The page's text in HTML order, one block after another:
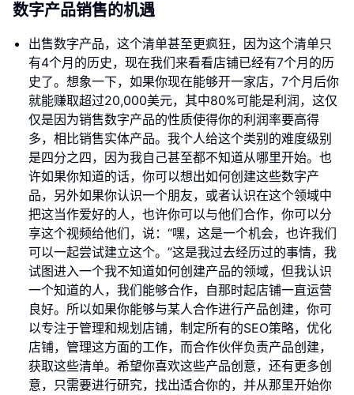
数字产品销售的机遇
出售数字产品，这个清单甚至更疯狂，因为这个清单只
有4个月的历史，现在我们来看看店铺已经有7个月的历
史了。想象一下，如果你现在能够开一家店，7个月后你
就能赚取超过20,000美元，其中80%可能是利润，这仅
仅是因为销售数字产品的性质使得你的利润率要高得
多，相比销售实体产品。我个人给这个类别的难度级别
是四分之四，因为我自己甚至都不知道从哪里开始。也
许如果你知道的话，你可以想出如何创建这些数字产
品，另外如果你认识一个朋友，或者认识在这个领域中
把这当作爱好的人，也许你可以与他们合作，你可以分
享这个视频给他们，说：“嘿，这是一个机会，也许我们
可以一起尝试建立这个。”这是我过去经历过的事情，我
试图进入一个我不知道如何创建产品的领域，但我认识
一个知道的人，我们能够合作，自那时起店铺一直运营
良好。所以如果你能够与某人合作进行产品创建，你可
以专注于管理和规划店铺，制定所有的SEO策略，优化
店铺，管理这方面的工作，而合作伙伴负责产品创建，
获取这些清单。希望你喜欢这些产品创意，还有更多创
意，只需要进行研究，找出适合你的，并从那里开始你